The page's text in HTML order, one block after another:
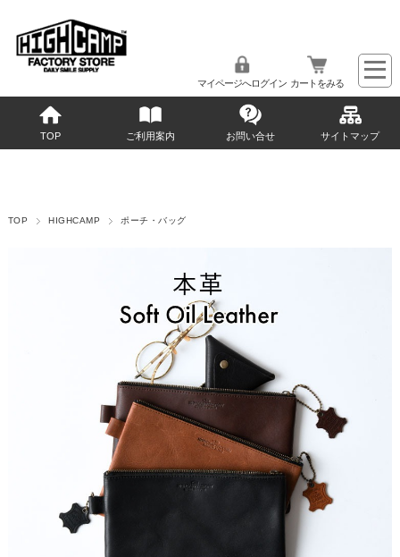
マイページへログイン カートをみる
TOP ご利用案内 お問い合せ サイトマップ
TOP HIGHCAMP ポーチ・バッグ